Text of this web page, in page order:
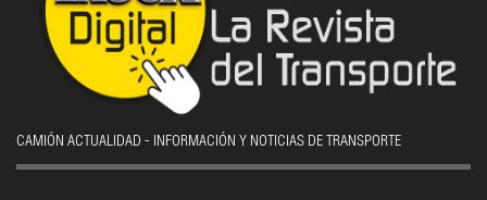
CAMIÓN ACTUALIDAD - INFORMACIÓN Y NOTICIAS DE TRANSPORTE